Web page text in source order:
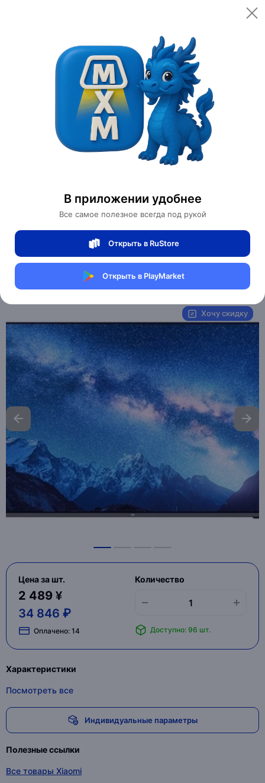
В приложении удобнее
Все самое полезное всегда под рукой
Открыть в RuStore
Открыть в PlayMarket
Открыть
Категории
Цифровая электроника
Телевизоры и видеотехника
Другое
Телевизор Xiaomi Mi TV Е55А 55'' Black
1 отзывов 0
Магазин Xiaomi
Артикул:
Хочу скидку
Цена за шт.
2 489 ¥
34 846 ₽
Оплачено: 14
Количество
Доступно: 96 шт.
Характеристики
Посмотреть все
Индивидуальные параметры
Полезные ссылки
Все товары Xiaomi